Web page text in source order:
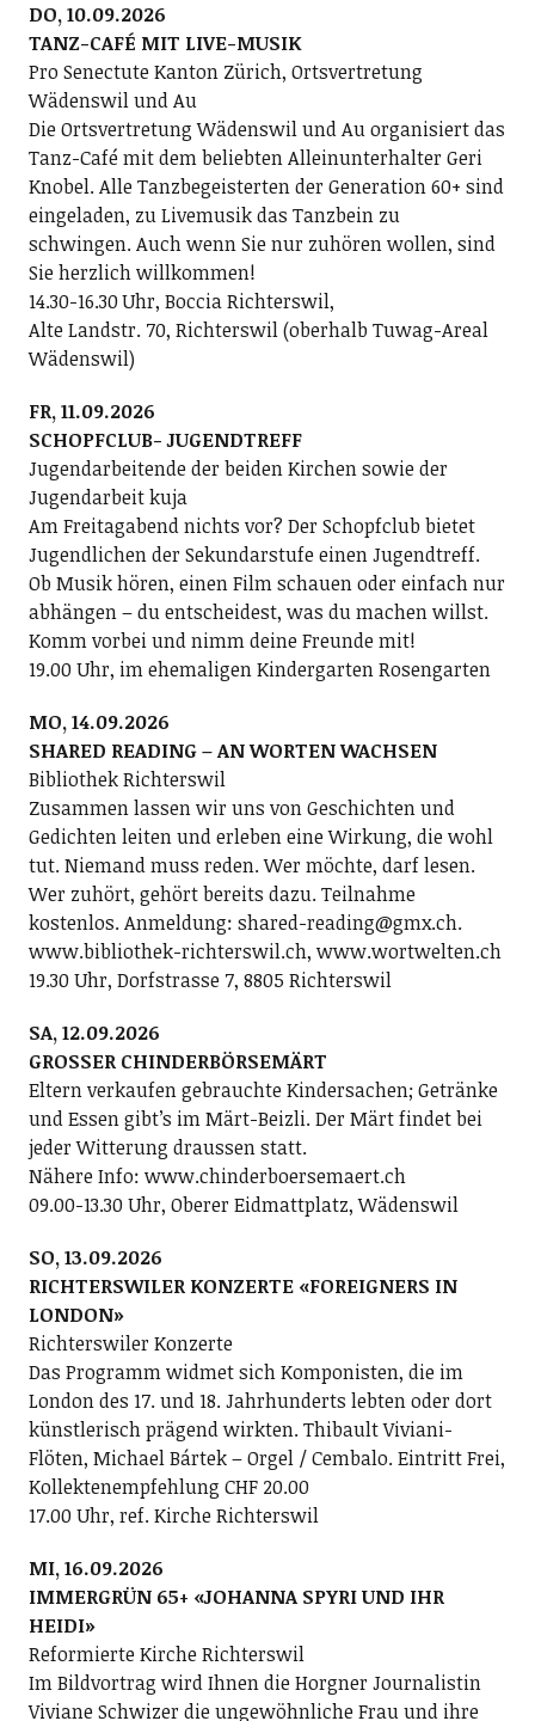
DO, 10.09.2026
TANZ-CAFÉ MIT LIVE-MUSIK
Pro Senectute Kanton Zürich, Ortsvertretung
Wädenswil und Au
Die Ortsvertretung Wädenswil und Au organisiert das
Tanz-Café mit dem beliebten Alleinunterhalter Geri
Knobel. Alle Tanzbegeisterten der Generation 60+ sind
eingeladen, zu Livemusik das Tanzbein zu
schwingen. Auch wenn Sie nur zuhören wollen, sind
Sie herzlich willkommen!
14.30-16.30 Uhr, Boccia Richterswil,
Alte Landstr. 70, Richterswil (oberhalb Tuwag-Areal
Wädenswil)
FR, 11.09.2026
SCHOPFCLUB- JUGENDTREFF
Jugendarbeitende der beiden Kirchen sowie der
Jugendarbeit kuja
Am Freitagabend nichts vor? Der Schopfclub bietet
Jugendlichen der Sekundarstufe einen Jugendtreff.
Ob Musik hören, einen Film schauen oder einfach nur
abhängen – du entscheidest, was du machen willst.
Komm vorbei und nimm deine Freunde mit!
19.00 Uhr, im ehemaligen Kindergarten Rosengarten
MO, 14.09.2026
SHARED READING – AN WORTEN WACHSEN
Bibliothek Richterswil
Zusammen lassen wir uns von Geschichten und
Gedichten leiten und erleben eine Wirkung, die wohl
tut. Niemand muss reden. Wer möchte, darf lesen.
Wer zuhört, gehört bereits dazu. Teilnahme
kostenlos. Anmeldung: shared-reading@gmx.ch.
www.bibliothek-richterswil.ch, www.wortwelten.ch
19.30 Uhr, Dorfstrasse 7, 8805 Richterswil
SA, 12.09.2026
GROSSER CHINDERBÖRSEMÄRT
Eltern verkaufen gebrauchte Kindersachen; Getränke
und Essen gibt’s im Märt-Beizli. Der Märt findet bei
jeder Witterung draussen statt.
Nähere Info: www.chinderboersemaert.ch
09.00-13.30 Uhr, Oberer Eidmattplatz, Wädenswil
SO, 13.09.2026
RICHTERSWILER KONZERTE «FOREIGNERS IN
LONDON»
Richterswiler Konzerte
Das Programm widmet sich Komponisten, die im
London des 17. und 18. Jahrhunderts lebten oder dort
künstlerisch prägend wirkten. Thibault Viviani-
Flöten, Michael Bártek – Orgel / Cembalo. Eintritt Frei,
Kollektenempfehlung CHF 20.00
17.00 Uhr, ref. Kirche Richterswil
MI, 16.09.2026
IMMERGRÜN 65+ «JOHANNA SPYRI UND IHR
HEIDI»
Reformierte Kirche Richterswil
Im Bildvortrag wird Ihnen die Horgner Journalistin
Viviane Schwizer die ungewöhnliche Frau und ihre